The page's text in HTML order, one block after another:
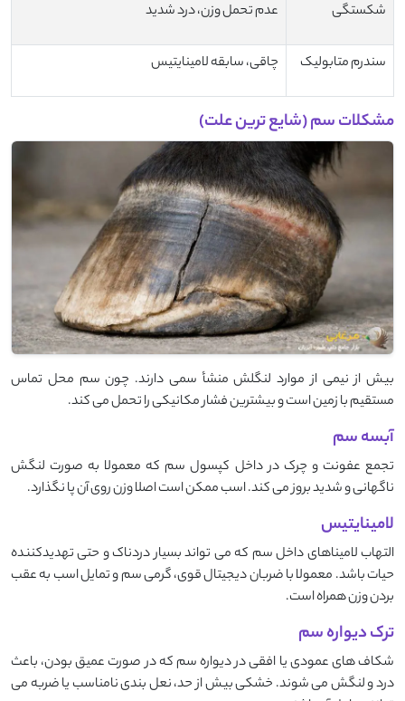
شکستگی عدم تحمل وزن، درد شدید
سندرم متابولیک چاقی، سابقه لامینایتیس
مشکلات سم (شایع ‌ترین علت)
بیش از نیمی از موارد لنگلش منشأ سمی دارند. چون سم محل تماس
مستقیم با زمین است و بیشترین فشار مکانیکی را تحمل می ‌کند.
آبسه سم
تجمع عفونت و چرک در داخل کپسول سم که معمولا به‌ صورت لنگش
ناگهانی و شدید بروز می ‌کند. اسب ممکن است اصلا وزن روی آن پا نگذارد.
لامینایتیس
التهاب لامیناهای داخل سم که می‌ تواند بسیار دردناک و حتی تهدیدکننده
حیات باشد. معمولا با ضربان دیجیتال قوی، گرمی سم و تمایل اسب به عقب
بردن وزن همراه است.
ترک دیواره سم
شکاف‌ های عمودی یا افقی در دیواره سم که در صورت عمیق بودن، باعث
درد و لنگش می ‌شوند. خشکی بیش ‌از حد، نعل‌ بندی نامناسب یا ضربه می